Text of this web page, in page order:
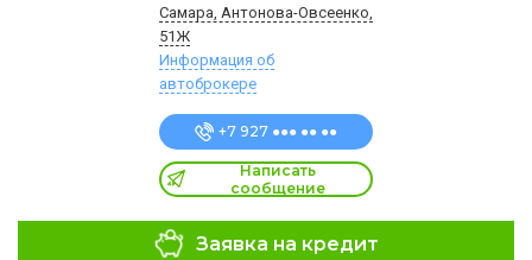
Самара, Антонова-Овсеенко,
51Ж
Информация об
автоброкере
+7 927 ●●● ●● ●●
Написать
сообщение
Заявка на кредит